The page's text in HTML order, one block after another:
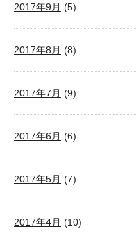
2017年9月 (5)
2017年8月 (8)
2017年7月 (9)
2017年6月 (6)
2017年5月 (7)
2017年4月 (10)